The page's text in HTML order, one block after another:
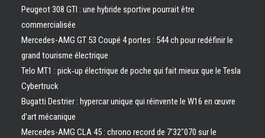
Peugeot 308 GTI : une hybride sportive pourrait être
commercialisée
Mercedes-AMG GT 53 Coupé 4 portes : 544 ch pour redéfinir le
grand tourisme électrique
Telo MT1 : pick‑up électrique de poche qui fait mieux que le Tesla
Cybertruck
Bugatti Destrier : hypercar unique qui réinvente le W16 en œuvre
d’art mécanique
Mercedes-AMG CLA 45 : chrono record de 7’32″070 sur le